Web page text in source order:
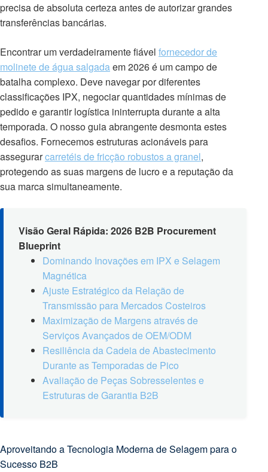
precisa de absoluta certeza antes de autorizar grandes
transferências bancárias.
Encontrar um verdadeiramente fiável fornecedor de
molinete de água salgadaem 2026 é um campo de
batalha complexo. Deve navegar por diferentes
classificações IPX, negociar quantidades mínimas de
pedido e garantir logística ininterrupta durante a alta
temporada. O nosso guia abrangente desmonta estes
desafios. Fornecemos estruturas acionáveis para
assegurarcarretéis de fricção robustos a granel,
protegendo as suas margens de lucro e a reputação da
sua marca simultaneamente.
Visão Geral Rápida: 2026 B2B Procurement
Blueprint
Dominando Inovações em IPX e Selagem
Magnética
Ajuste Estratégico da Relação de
Transmissão para Mercados Costeiros
Maximização de Margens através de
Serviços Avançados de OEM/ODM
Resiliência da Cadeia de Abastecimento
Durante as Temporadas de Pico
Avaliação de Peças Sobresselentes e
Estruturas de Garantia B2B
Aproveitando a Tecnologia Moderna de Selagem para o
Sucesso B2B